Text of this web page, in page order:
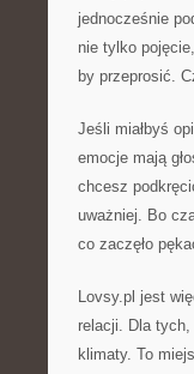
jednocześnie
nie tylko
by przeprosić.
Jeśli miałbyś
emocje mają
chcesz
uważniej. Bo
co zaczęło
Lovsy.pl jest
relacji. Dla
klimaty. To